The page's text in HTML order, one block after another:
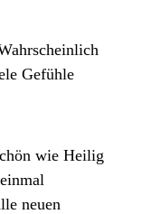
Gefühle
wie Heilig
neuen